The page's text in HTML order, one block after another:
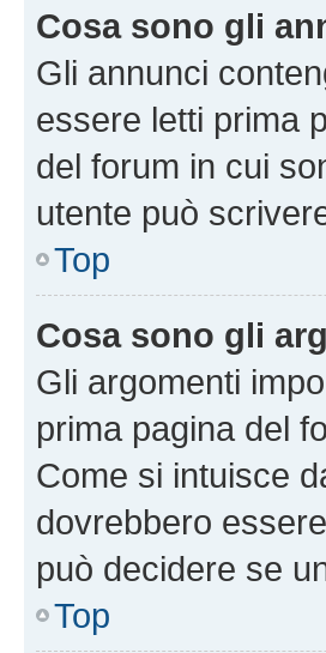
Cosa sono gli
Gli annunci
essere letti prima
del forum in cui
utente può
Top
Cosa sono gli
Gli argomenti
prima pagina del
Come si intuisce
dovrebbero
può decidere se
Top